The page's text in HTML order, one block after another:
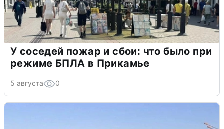
У соседей пожар и сбои: что было при
режиме БПЛА в Прикамье
5 августа 0